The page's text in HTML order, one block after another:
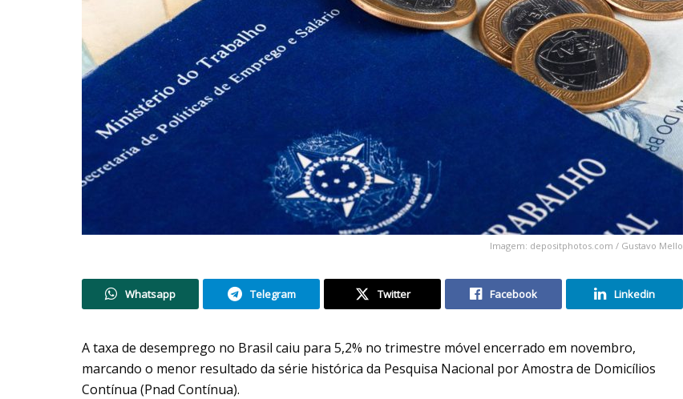
Imagem: depositphotos.com / Gustavo Mello
Whatsapp Telegram Twitter Facebook Linkedin
A taxa de desemprego no Brasil caiu para 5,2% no trimestre móvel encerrado em novembro,
marcando o menor resultado da série histórica da Pesquisa Nacional por Amostra de Domicílios
Contínua (Pnad Contínua).